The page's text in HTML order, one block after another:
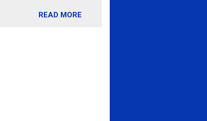
ン」という成分は、納
したことがなかった。
かき混ぜる。 ・タレ
豆のふわふわ感がよ
でコンドロイチン補
READ MORE